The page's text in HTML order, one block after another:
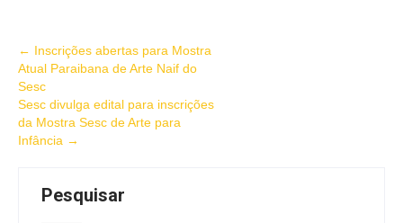
← Inscrições abertas para Mostra
Atual Paraibana de Arte Naif do
Sesc
Sesc divulga edital para inscrições
da Mostra Sesc de Arte para
Infância →
Pesquisar